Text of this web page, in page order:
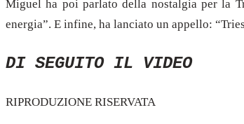
Miguel ha poi parlato della nostalgia per la
energia”. E infine, ha lanciato un appello:
DI SEGUITO IL VIDEO
RIPRODUZIONE RISERVATA